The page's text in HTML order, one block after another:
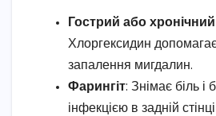
Гострий або хронічний
Хлоргексидин
запалення мигдалин.
Фарингіт: Знімає біль і
інфекцією в задній